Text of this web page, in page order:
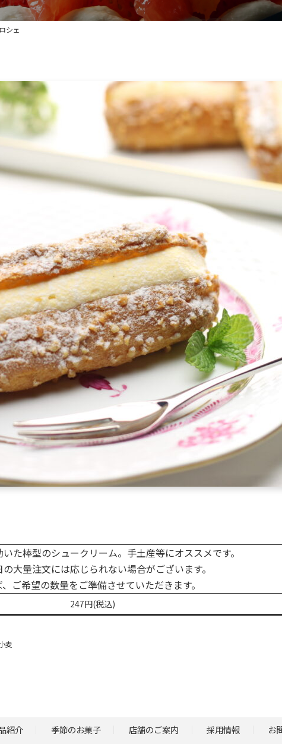
シェ
た棒型のシュークリーム。手土産等にオススメです。
大量注文には応じられない場合がございます。
ご希望の数量をご準備させていただきます。
247円(税込)
麦
紹介 季節のお菓子 店舗のご案内 採用情報 お